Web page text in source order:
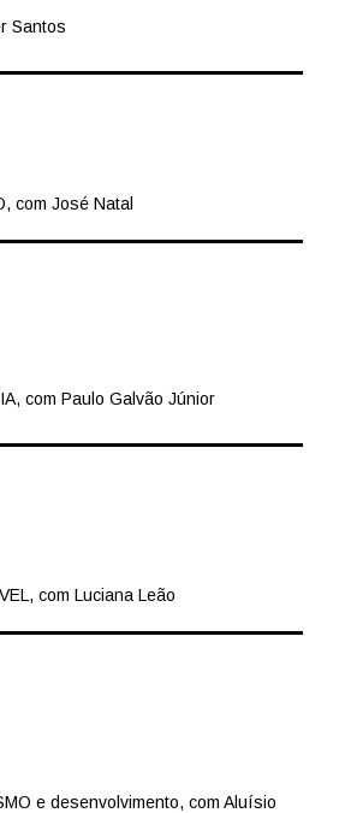
Santos
com José Natal
com Paulo Galvão Júnior
com Luciana Leão
e desenvolvimento, com Aluísio